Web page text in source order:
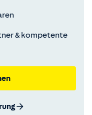
& kompetente